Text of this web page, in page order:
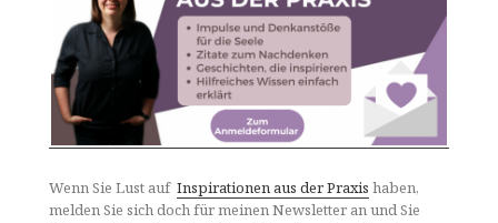
Wenn Sie Lust aufInspirationen aus der Praxis haben,
melden Sie sich doch für meinen Newsletter an und Sie